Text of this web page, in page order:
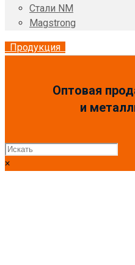
Стали NM
Magstrong
Продукция
Оптовая
и
×